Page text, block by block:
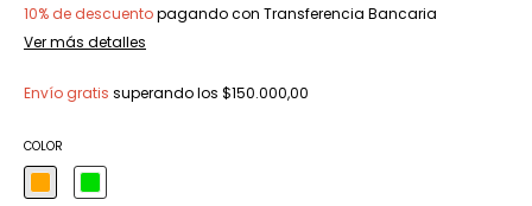
10% de descuentopagando con Transferencia Bancaria
Ver más detalles
Envío gratis superando los $150.000,00
COLOR